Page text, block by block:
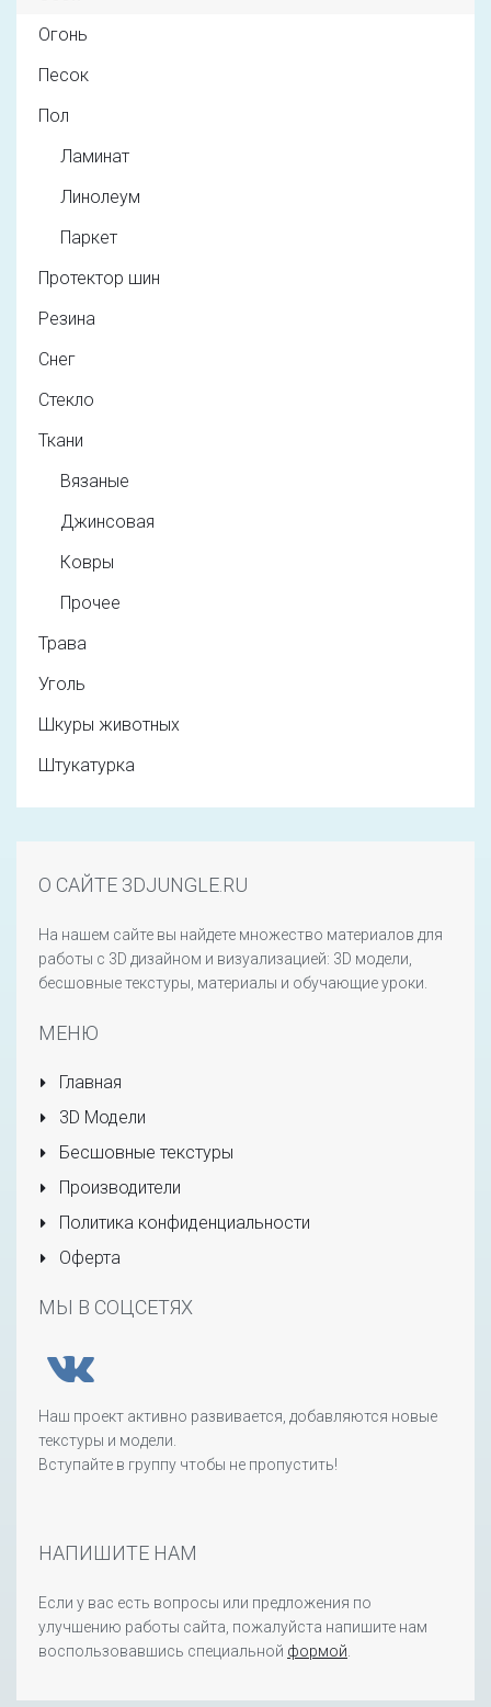
Огонь
Песок
Пол
Ламинат
Линолеум
Паркет
Протектор шин
Резина
Снег
Стекло
Ткани
Вязаные
Джинсовая
Ковры
Прочее
Трава
Уголь
Шкуры животных
Штукатурка
О САЙТЕ 3DJUNGLE.RU
На нашем сайте вы найдете множество материалов для
работы с 3D дизайном и визуализацией: 3D модели,
бесшовные текстуры, материалы и обучающие уроки.
МЕНЮ
Главная
3D Модели
Бесшовные текстуры
Производители
Политика конфиденциальности
Оферта
МЫ В СОЦСЕТЯХ
Наш проект активно развивается, добавляются новые
текстуры и модели.
Вступайте в группу чтобы не пропустить!
НАПИШИТЕ НАМ
Если у вас есть вопросы или предложения по
улучшению работы сайта, пожалуйста напишите нам
воспользовавшись специальной формой.